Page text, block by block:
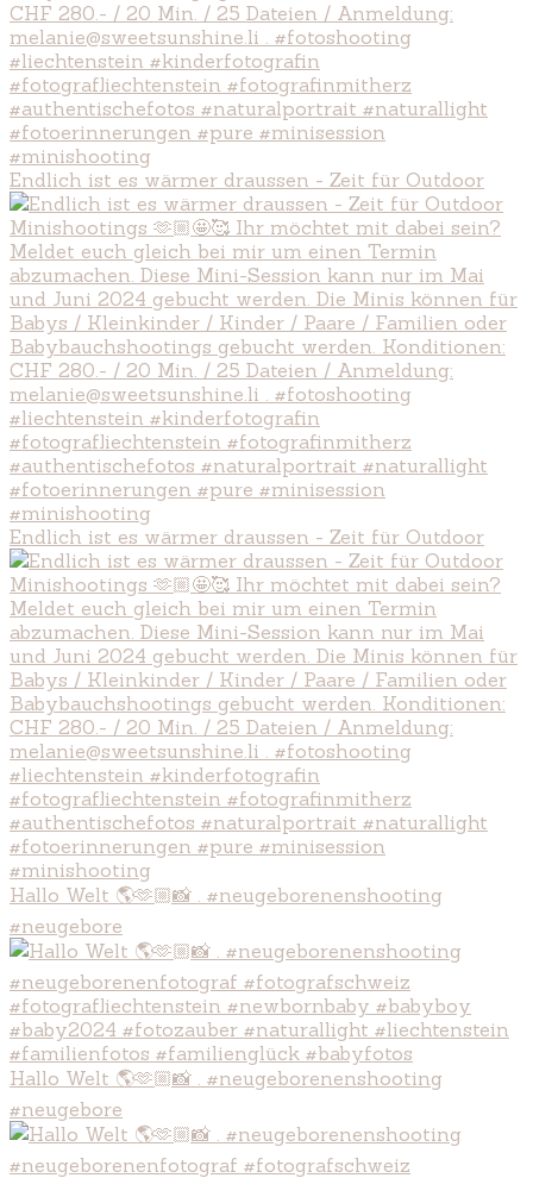
Endlich ist es wärmer draussen - Zeit für Outdoor
Endlich ist es wärmer draussen - Zeit für Outdoor
Hallo Welt 🌎🫶🏼📸 . #neugeborenenshooting
#neugebore
Hallo Welt 🌎🫶🏼📸 . #neugeborenenshooting
#neugebore